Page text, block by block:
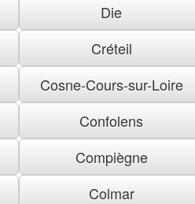
Die
Créteil
Cosne-Cours-sur-Loire
Confolens
Compiègne
Colmar